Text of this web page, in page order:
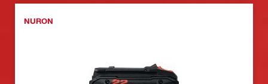
NURON